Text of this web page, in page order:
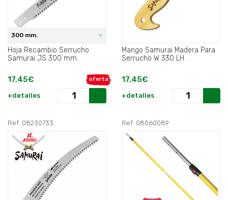
300 mm.
Hoja Recambio Serrucho
Samurai JS 300 mm..
oferta
17,45€
+detalles
Mango Samurai Madera Para
Serrucho W 330 LH .
17,45€
+detalles
Ref: 08230733 Ref: 08060089